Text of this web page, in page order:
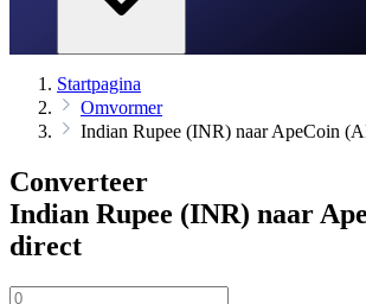
Startpagina
Omvormer
Indian Rupee (INR) naar ApeCoin
Converteer
Indian Rupee (INR) naar
direct